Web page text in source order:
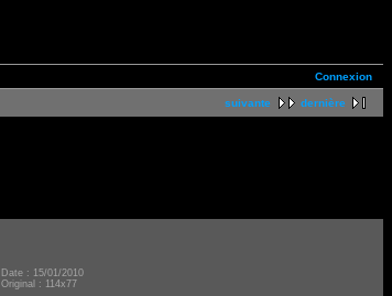
Connexion
suivante dernière
Date : 15/01/2010
Original : 114x77